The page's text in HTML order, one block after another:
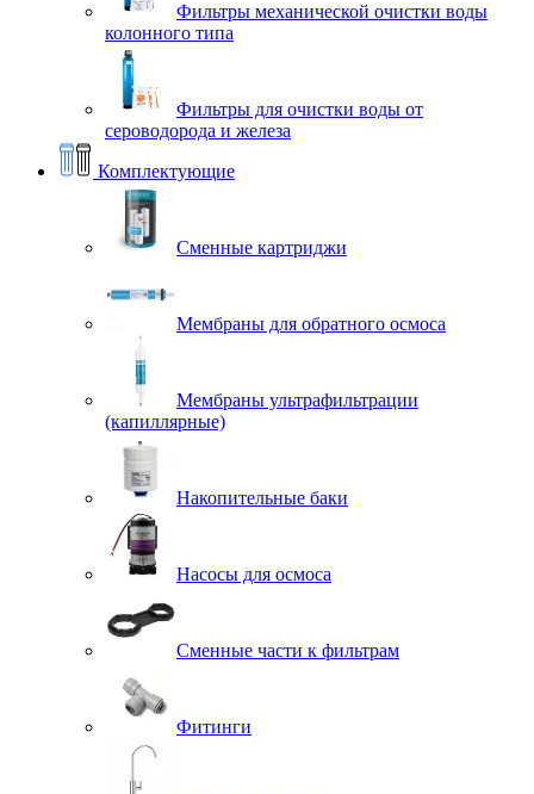
Фильтры механической очистки воды
колонного типа
Фильтры для очистки воды от
сероводорода и железа
Комплектующие
Сменные картриджи
Мембраны для обратного осмоса
Мембраны ультрафильтрации
(капиллярные)
Накопительные баки
Насосы для осмоса
Сменные части к фильтрам
Фитинги